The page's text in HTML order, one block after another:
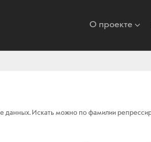
О проекте
Искать можно по фамилии